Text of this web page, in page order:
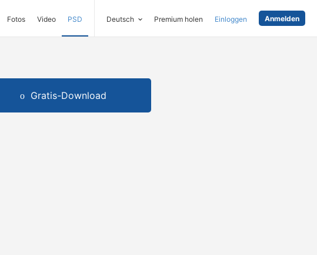
Fotos Video PSD Deutsch Premium holen Einloggen Anmelden
Gratis-Download